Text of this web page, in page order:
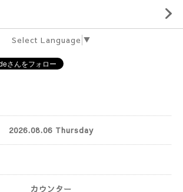
Select Language ▼
2026.08.06 Thursday
カウンター